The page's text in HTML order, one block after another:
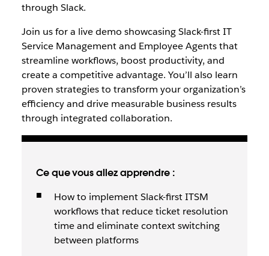
through Slack.
Join us for a live demo showcasing Slack-first IT
Service Management and Employee Agents that
streamline workflows, boost productivity, and
create a competitive advantage. You’ll also learn
proven strategies to transform your organization’s
efficiency and drive measurable business results
through integrated collaboration.
Ce que vous allez apprendre :
How to implement Slack-first ITSM
workflows that reduce ticket resolution
time and eliminate context switching
between platforms